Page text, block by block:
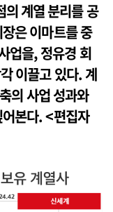
의 계열 분리를 공
은 이마트를 중
업을, 정유경 회
이끌고 있다. 계
의 사업 성과와
본다. <편집자